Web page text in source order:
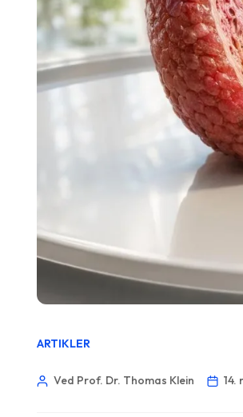
ARTIKLER
Ved Prof. Dr. Thomas Klein 14.